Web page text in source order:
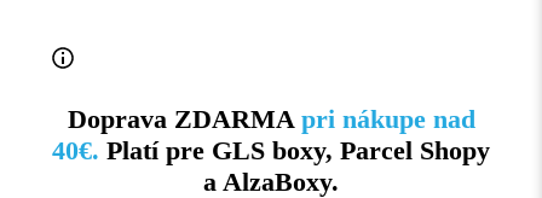
Doprava ZDARMA pri nákupe nad
40€. Platí pre GLS boxy, Parcel Shopy
a AlzaBoxy.